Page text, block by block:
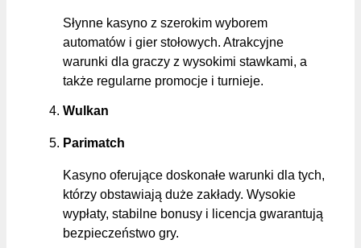
Słynne kasyno z szerokim wyborem
automatów i gier stołowych. Atrakcyjne
warunki dla graczy z wysokimi stawkami, a
także regularne promocje i turnieje.
Wulkan
Parimatch
Kasyno oferujące doskonałe warunki dla tych,
którzy obstawiają duże zakłady. Wysokie
wypłaty, stabilne bonusy i licencja gwarantują
bezpieczeństwo gry.